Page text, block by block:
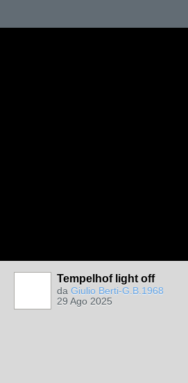
Tempelhof light off
da Giulio Berti-G.B.1968
29 Ago 2025